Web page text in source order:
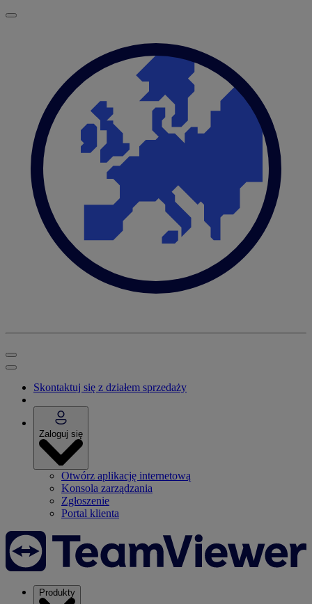
Skontaktuj się z działem sprzedaży
Zaloguj się
Otwórz aplikację internetową
Konsola zarządzania
Zgłoszenie
Portal klienta
Produkty